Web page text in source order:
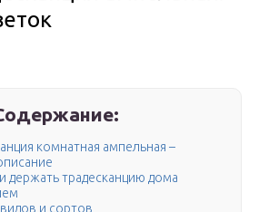
комнатная ампельная –
традесканцию дома
и сортов